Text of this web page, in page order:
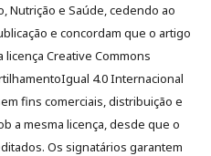
Nutrição e Saúde, cedendo ao
e concordam que o artigo
licença Creative Commons
4.0 Internacional
fins comerciais, distribuição e
a mesma licença, desde que o
Os signatários garantem